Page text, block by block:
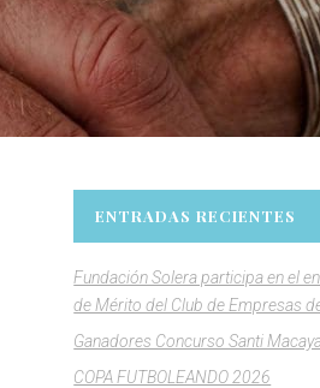
ENTRADAS RECIENTES
Fundación Solera participa en el
de Mérito del Club de Empresas
Ganadores Concurso Santi
COPA FUTBOLEANDO 2026